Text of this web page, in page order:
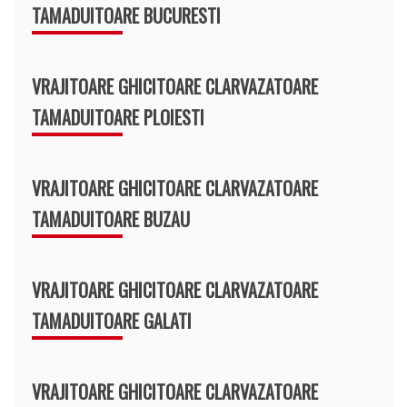
TAMADUITOARE BUCURESTI
VRAJITOARE GHICITOARE CLARVAZATOARE
TAMADUITOARE PLOIESTI
VRAJITOARE GHICITOARE CLARVAZATOARE
TAMADUITOARE BUZAU
VRAJITOARE GHICITOARE CLARVAZATOARE
TAMADUITOARE GALATI
VRAJITOARE GHICITOARE CLARVAZATOARE